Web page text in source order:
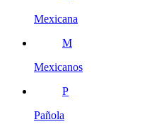
Mexicana
M
Mexicanos
P
Pañola